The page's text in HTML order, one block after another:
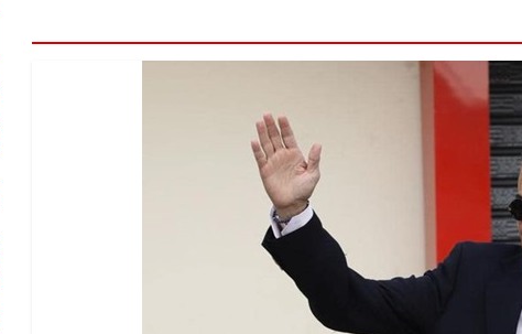
المحاكمة العادلة